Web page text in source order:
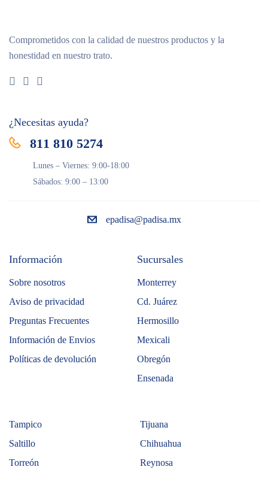
Comprometidos con la calidad de nuestros productos y la
honestidad en nuestro trato.
¿Necesitas ayuda?
811 810 5274
Lunes – Viernes: 9:00-18:00
Sábados: 9:00 – 13:00
epadisa@padisa.mx
Información
Sobre nosotros
Aviso de privacidad
Preguntas Frecuentes
Información de Envios
Políticas de devolución
Sucursales
Monterrey
Cd. Juárez
Hermosillo
Mexicali
Obregón
Ensenada
Tampico
Tijuana
Saltillo
Chihuahua
Torreón
Reynosa